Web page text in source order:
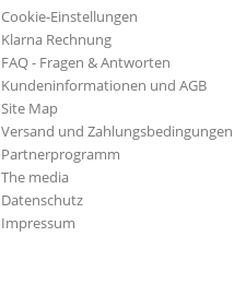
Cookie-Einstellungen
Klarna Rechnung
FAQ - Fragen & Antworten
Kundeninformationen und AGB
Site Map
Versand und Zahlungsbedingungen
Partnerprogramm
The media
Datenschutz
Impressum